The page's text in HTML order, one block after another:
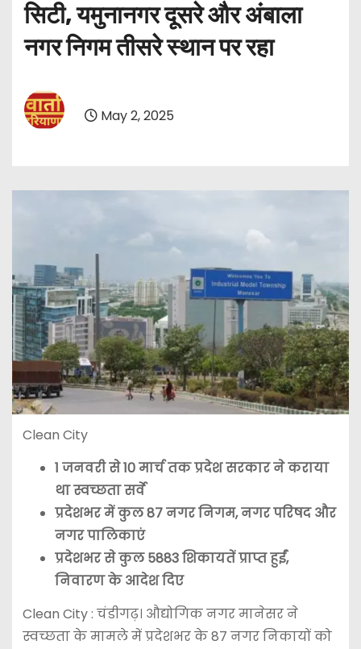
सिटी, यमुनानगर दूसरे और अंबाला
नगर निगम तीसरे स्थान पर रहा
May 2, 2025
Clean City
1 जनवरी से 10 मार्च तक प्रदेश सरकार ने कराया
था स्वच्छता सर्वे
प्रदेशभर में कुल 87 नगर निगम, नगर परिषद और
नगर पालिकाएं
प्रदेशभर से कुल 5883 शिकायतें प्राप्त हुईं,
निवारण के आदेश दिए
Clean City : चंडीगढ़। औद्योगिक नगर मानेसर ने
स्वच्छता के मामले में प्रदेशभर के 87 नगर निकायों को